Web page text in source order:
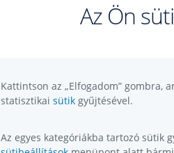
Az Ön
Kattintson az „Elfogadom” gombra,
statisztikai sütik gyűjtésével.
Az egyes kategóriákba tartozó sütik